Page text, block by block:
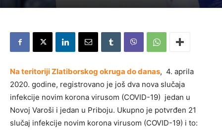
Na teritoriji Zlatiborskog okruga do danas, 4. aprila
2020. godine, registrovano je još dva nova slučaja
infekcije novim korona virusom (COVID-19) jedan u
Novoj Varoši i jedan u Priboju. Ukupno je potvrđen 21
slučaj infekcije novim korona virusom (COVID-19) i to: